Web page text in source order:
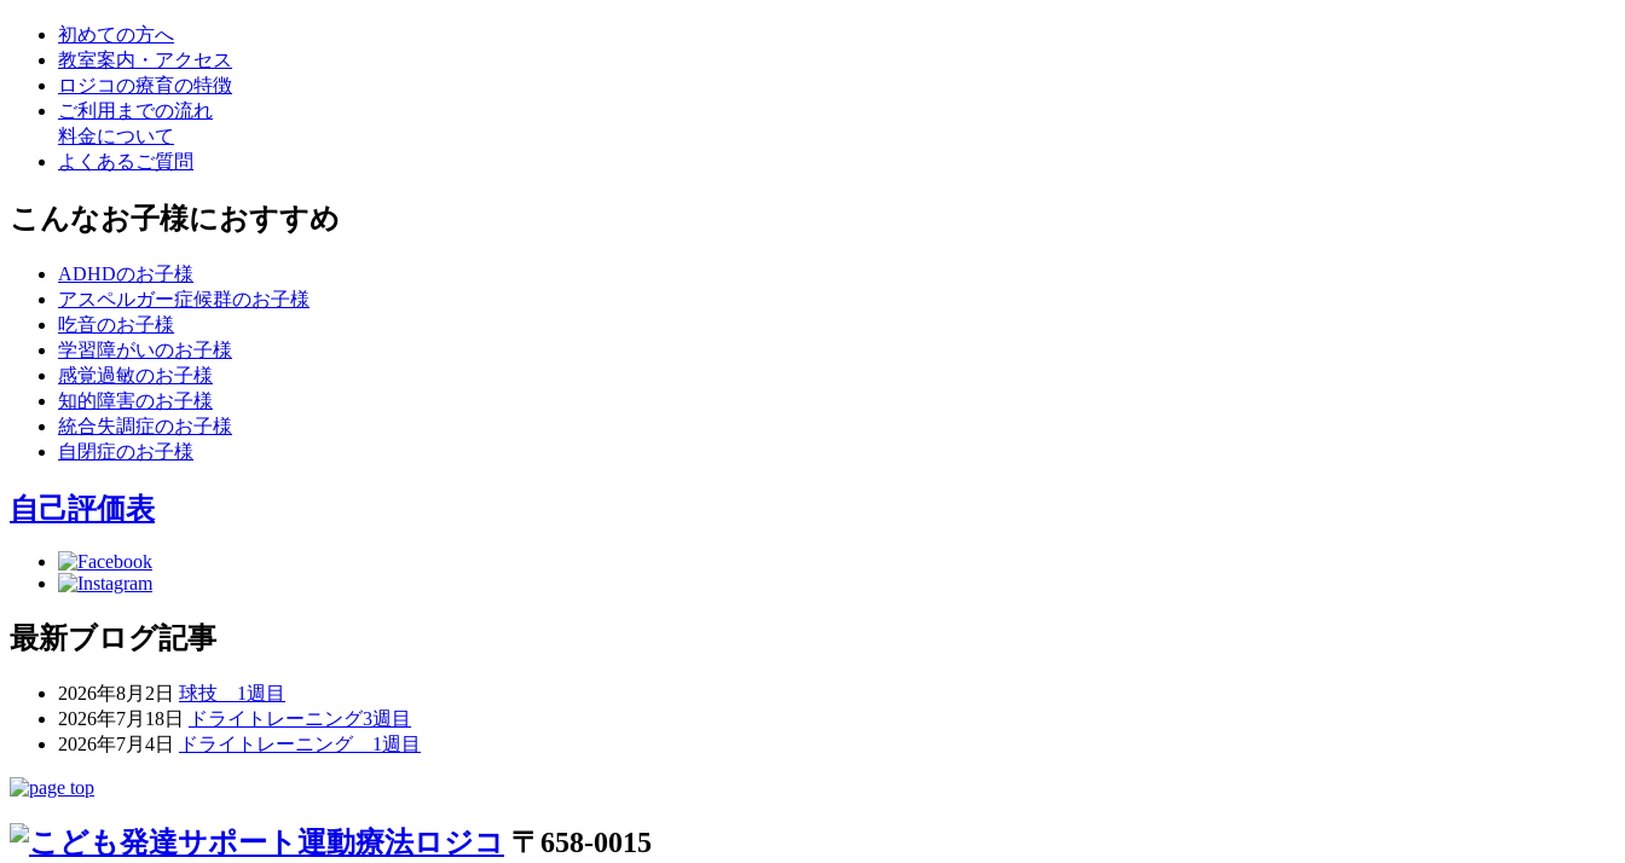
初めての方へ
教室案内・アクセス
ロジコの療育の特徴
ご利用までの流れ
料金について
よくあるご質問
こんなお子様におすすめ
ADHDのお子様
アスペルガー症候群のお子様
吃音のお子様
学習障がいのお子様
感覚過敏のお子様
知的障害のお子様
統合失調症のお子様
自閉症のお子様
自己評価表
最新ブログ記事
2026年8月2日 球技 1週目
2026年7月18日
ドライトレーニング3週目
2026年7月4日
ドライトレーニング 1週目
〒658-0015